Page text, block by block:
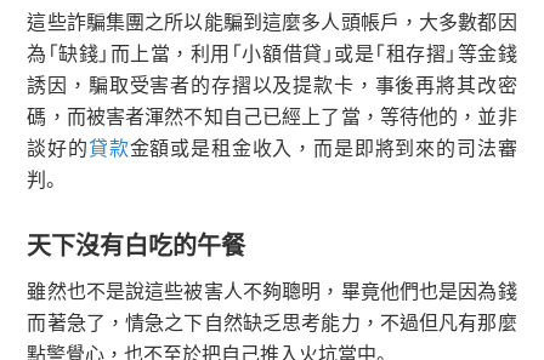
這些詐騙集團之所以能騙到這麼多人頭帳戶，大多數都因
為「缺錢」而上當，利用「小額借貸」或是「租存摺」等金錢
誘因，騙取受害者的存摺以及提款卡，事後再將其改密
碼，而被害者渾然不知自己已經上了當，等待他的，並非
談好的貸款金額或是租金收入，而是即將到來的司法審
判。
天下沒有白吃的午餐
雖然也不是說這些被害人不夠聰明，畢竟他們也是因為錢
而著急了，情急之下自然缺乏思考能力，不過但凡有那麼
點警覺心，也不至於把自己推入火坑當中。